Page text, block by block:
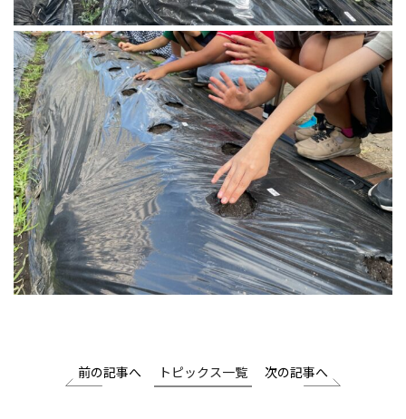
前の記事へ トピックス一覧 次の記事へ